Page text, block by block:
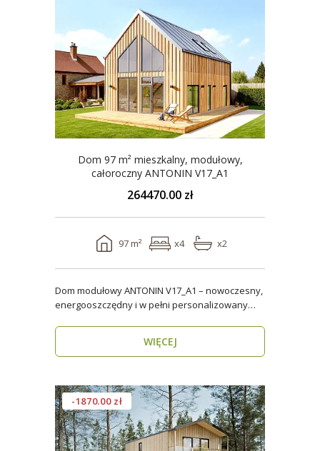
Dom 97 m² mieszkalny, modułowy,
całoroczny ANTONIN V17_A1
264470.00 zł
97 m² x4 x2
Dom modułowy ANTONIN V17_A1 – nowoczesny,
energooszczędny i w pełni personalizowany
WIĘCEJ
-1870.00 zł